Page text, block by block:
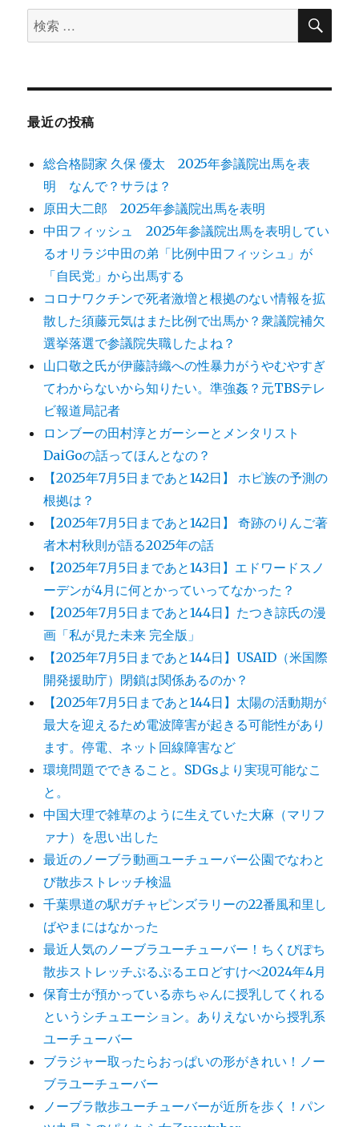
検
索
象:
検
最近の投稿
総合格闘家 久保 優太 2025年参議院出馬を表
明 なんで？サラは？
原田大二郎 2025年参議院出馬を表明
中田フィッシュ 2025年参議院出馬を表明してい
るオリラジ中田の弟「比例中田フィッシュ」が
「自民党」から出馬する
コロナワクチンで死者激増と根拠のない情報を拡
散した須藤元気はまた比例で出馬か？衆議院補欠
選挙落選で参議院失職したよね？
山口敬之氏が伊藤詩織への性暴力がうやむやすぎ
てわからないから知りたい。準強姦？元TBSテレ
ビ報道局記者
ロンブーの田村淳とガーシーとメンタリスト
DaiGoの話ってほんとなの？
【2025年7月5日まであと142日】 ホピ族の予測の
根拠は？
【2025年7月5日まであと142日】 奇跡のりんご著
者木村秋則が語る2025年の話
【2025年7月5日まであと143日】エドワードスノ
ーデンが4月に何とかっていってなかった？
【2025年7月5日まであと144日】たつき諒氏の漫
画「私が見た未来 完全版」
【2025年7月5日まであと144日】USAID（米国際
開発援助庁）閉鎖は関係あるのか？
【2025年7月5日まであと144日】太陽の活動期が
最大を迎えるため電波障害が起きる可能性があり
ます。停電、ネット回線障害など
環境問題でできること。SDGsより実現可能なこ
と。
中国大理で雑草のように生えていた大麻（マリフ
ァナ）を思い出した
最近のノーブラ動画ユーチューバー公園でなわと
び散歩ストレッチ検温
千葉県道の駅ガチャピンズラリーの22番風和里し
ばやまにはなかった
最近人気のノーブラユーチューバー！ちくびぽち
散歩ストレッチぷるぷるエロどすけべ2024年4月
保育士が預かっている赤ちゃんに授乳してくれる
というシチュエーション。ありえないから授乳系
ユーチューバー
ブラジャー取ったらおっぱいの形がきれい！ノー
ブラユーチューバー
ノーブラ散歩ユーチューバーが近所を歩く！パン